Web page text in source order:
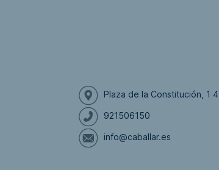
Plaza de la Constitución, 1
921506150
info@caballar.es